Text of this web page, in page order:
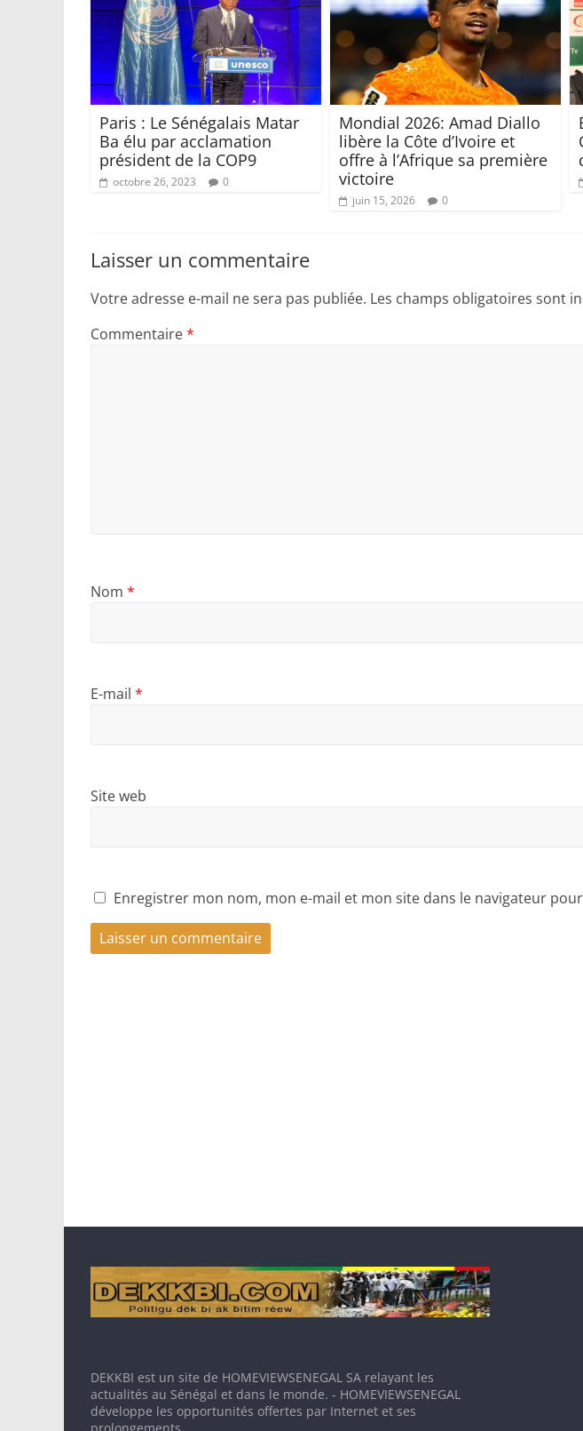
Paris : Le Sénégalais Matar
Ba élu par acclamation
président de la COP9
octobre 26, 2023 0
Mondial 2026: Amad Diallo
libère la Côte d’Ivoire et
offre à l’Afrique sa première
victoire
juin 15, 2026 0
Laisser un commentaire
Votre adresse e-mail ne sera pas publiée. Les champs obligatoires sont
Commentaire*
Nom *
E-mail *
Site web
Enregistrer mon nom, mon e-mail et mon site dans le navigateur
DEKKBI est un site de HOMEVIEWSENEGAL SA relayant les
actualités au Sénégal et dans le monde. - HOMEVIEWSENEGAL
développe les opportunités offertes par Internet et ses